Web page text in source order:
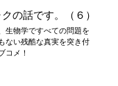
の話です。（６）
生物学ですべての問題を
い残酷な真実を突き付
コメ！